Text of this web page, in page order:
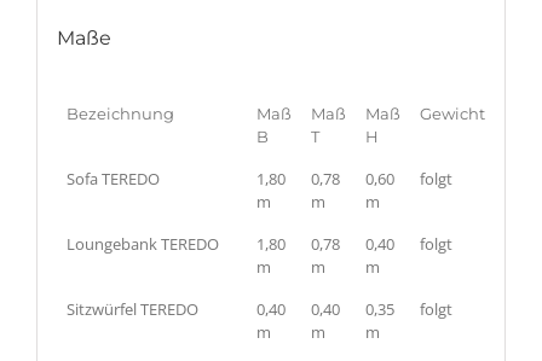
Maße
Bezeichnung
Maß
B
Maß
T
Maß
H
Gewicht
Sofa TEREDO
1,80
m
0,78
m
0,60
m
folgt
Loungebank TEREDO
1,80
m
0,78
m
0,40
m
folgt
Sitzwürfel TEREDO
0,40
m
0,40
m
0,35
m
folgt